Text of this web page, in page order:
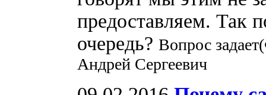
предоставляем. Так
очередь? Вопрос
Андрей Сергеевич